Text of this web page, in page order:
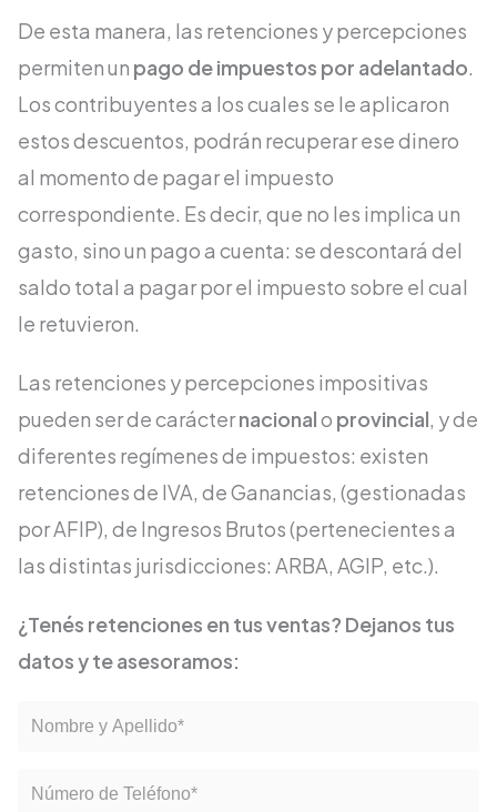
De esta manera, las retenciones y percepciones
permiten un pago de impuestos por adelantado.
Los contribuyentes a los cuales se le aplicaron
estos descuentos, podrán recuperar ese dinero
al momento de pagar el impuesto
correspondiente. Es decir, que no les implica un
gasto, sino un pago a cuenta: se descontará del
saldo total a pagar por el impuesto sobre el cual
le retuvieron.
Las retenciones y percepciones impositivas
pueden ser de carácternacionalo provincial, y de
diferentes regímenes de impuestos: existen
retenciones de IVA, de Ganancias, (gestionadas
por AFIP), de Ingresos Brutos (pertenecientes a
las distintas jurisdicciones: ARBA, AGIP, etc.).
¿Tenés retenciones en tus ventas? Dejanos tus
datos y te asesoramos: